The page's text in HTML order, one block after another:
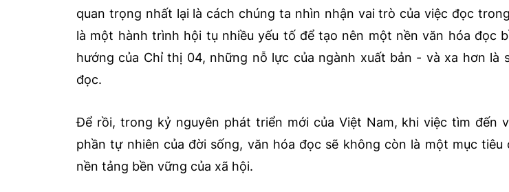
quan trọng nhất lại là cách chúng ta nhìn nhận vai trò của việc đọc
là một hành trình hội tụ nhiều yếu tố để tạo nên một nền văn hóa đọc
hướng của Chỉ thị 04, những nỗ lực của ngành xuất bản - và xa hơn là
đọc.
Để rồi, trong kỷ nguyên phát triển mới của Việt Nam, khi việc tìm đến
phần tự nhiên của đời sống, văn hóa đọc sẽ không còn là một mục
nền tảng bền vững của xã hội.